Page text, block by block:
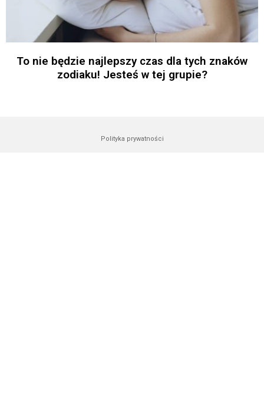
To nie będzie najlepszy czas dla tych znaków
zodiaku! Jesteś w tej grupie?
Polityka prywatności